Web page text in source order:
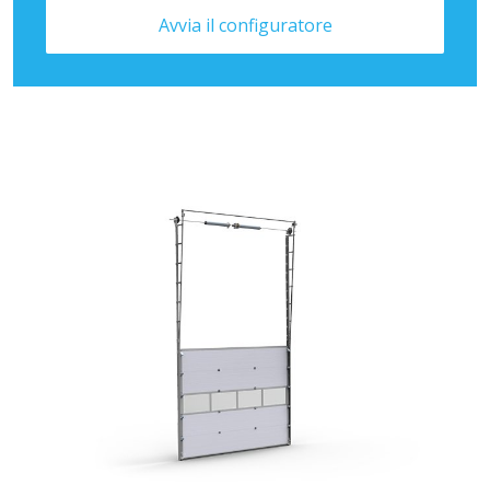
Avvia il configuratore